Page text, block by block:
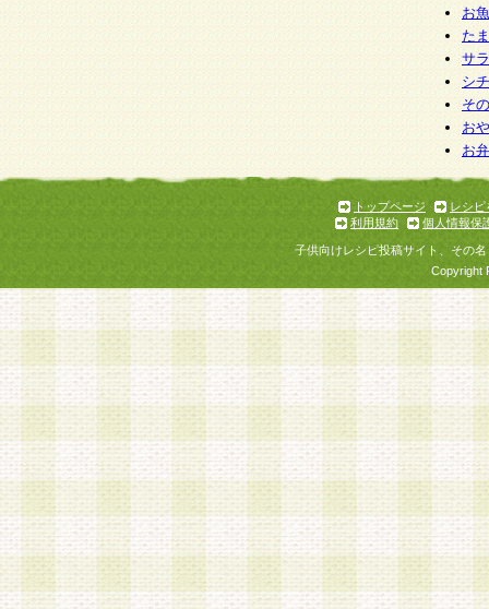
お
た
サ
シ
そ
お
お
トップページ
レシピ
利用規約
個人情報保
子供向けレシピ投稿サイト、その
Copyright